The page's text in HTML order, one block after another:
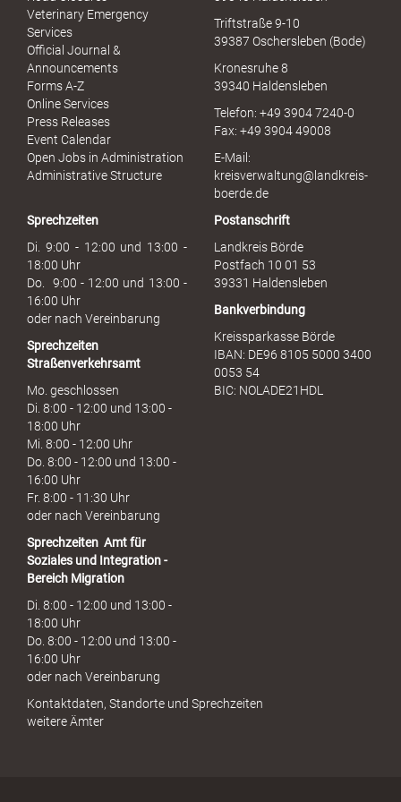
u
h
Veterinary Emergency
Services
Official Journal &
Announcements
Forms A-Z
Online Services
Press Releases
Event Calendar
Open Jobs in Administration
Administrative Structure
Triftstraße 9-10
39387 Oschersleben (Bode)
Kronesruhe 8
39340 Haldensleben
Telefon: +49 3904 7240-0
Fax: +49 3904 49008
E-Mail:
kreisverwaltung@landkreis-
boerde.de
Sprechzeiten
Di. 9:00 - 12:00 und 13:00 -
18:00 Uhr
Do. 9:00 - 12:00 und 13:00 -
16:00 Uhr
oder nach Vereinbarung
Sprechzeiten
Straßenverkehrsamt
Mo. geschlossen
Di. 8:00 - 12:00 und 13:00 -
18:00 Uhr
Mi. 8:00 - 12:00 Uhr
Do. 8:00 - 12:00 und 13:00 -
16:00 Uhr
Fr. 8:00 - 11:30 Uhr
oder nach Vereinbarung
Sprechzeiten Amt für
Soziales und Integration -
Bereich Migration
Di. 8:00 - 12:00 und 13:00 -
18:00 Uhr
Do. 8:00 - 12:00 und 13:00 -
16:00 Uhr
oder nach Vereinbarung
Postanschrift
Landkreis Börde
Postfach 10 01 53
39331 Haldensleben
Bankverbindung
Kreissparkasse Börde
IBAN: DE96 8105 5000 3400
0053 54
BIC: NOLADE21HDL
Kontaktdaten, Standorte und Sprechzeiten
weitere Ämter